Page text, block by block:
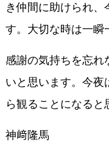
き仲間に助けられ、
す。大切な時は一瞬
感謝の気持ちを忘れ
いと思います。今夜
ら観ることになると
神﨑隆馬